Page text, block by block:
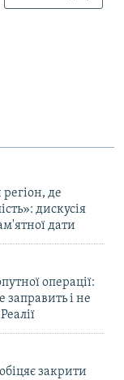
де
дискусія
дати
операції:
заправить і не
закрити